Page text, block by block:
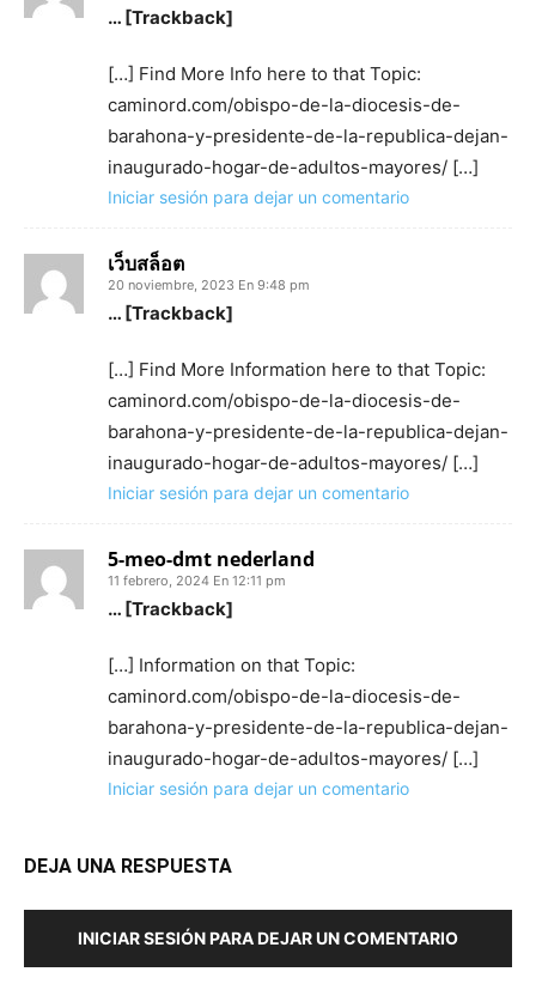
… [Trackback]
[…] Find More Info here to that Topic:
caminord.com/obispo-de-la-diocesis-de-
barahona-y-presidente-de-la-republica-dejan-
inaugurado-hogar-de-adultos-mayores/ […]
Iniciar sesión para dejar un comentario
เว็บสล็อต
20 noviembre, 2023 En 9:48 pm
… [Trackback]
[…] Find More Information here to that Topic:
caminord.com/obispo-de-la-diocesis-de-
barahona-y-presidente-de-la-republica-dejan-
inaugurado-hogar-de-adultos-mayores/ […]
Iniciar sesión para dejar un comentario
5-meo-dmt nederland
11 febrero, 2024 En 12:11 pm
… [Trackback]
[…] Information on that Topic:
caminord.com/obispo-de-la-diocesis-de-
barahona-y-presidente-de-la-republica-dejan-
inaugurado-hogar-de-adultos-mayores/ […]
Iniciar sesión para dejar un comentario
DEJA UNA RESPUESTA
INICIAR SESIÓN PARA DEJAR UN COMENTARIO